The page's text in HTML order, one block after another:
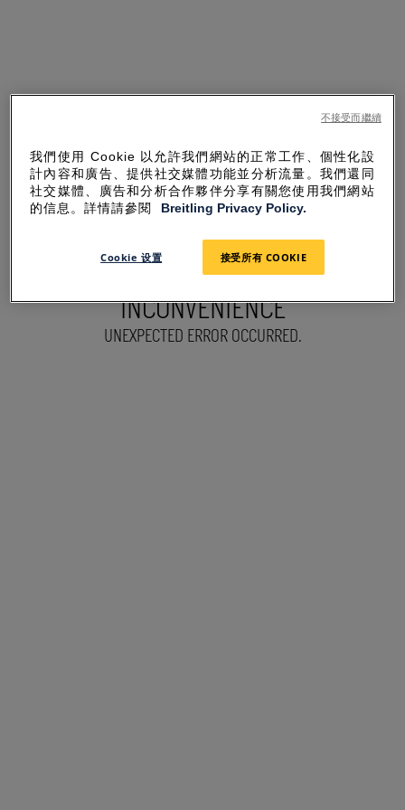
SORRY FOR THE
INCONVENIENCE
UNEXPECTED ERROR OCCURRED.
我們使用 Cookie 以允許我們網站的正常工作、個性化設
計內容和廣告、提供社交媒體功能並分析流量。我們還同
社交媒體、廣告和分析合作夥伴分享有關您使用我們網站
的信息。詳情請參閱
Breitling Privacy Policy.
Cookie 设置 接受所有 COOKIE
不接受而繼續